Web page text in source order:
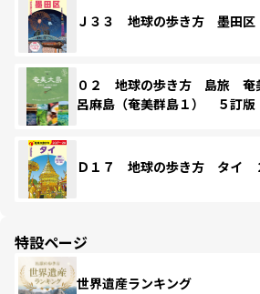
Ｊ３３ 地球の歩き方 墨田区
０２ 地球の歩き方 島旅
呂麻島（奄美群島１） ５訂版
Ｄ１７ 地球の歩き方 タイ
特設ページ
世界遺産ランキング